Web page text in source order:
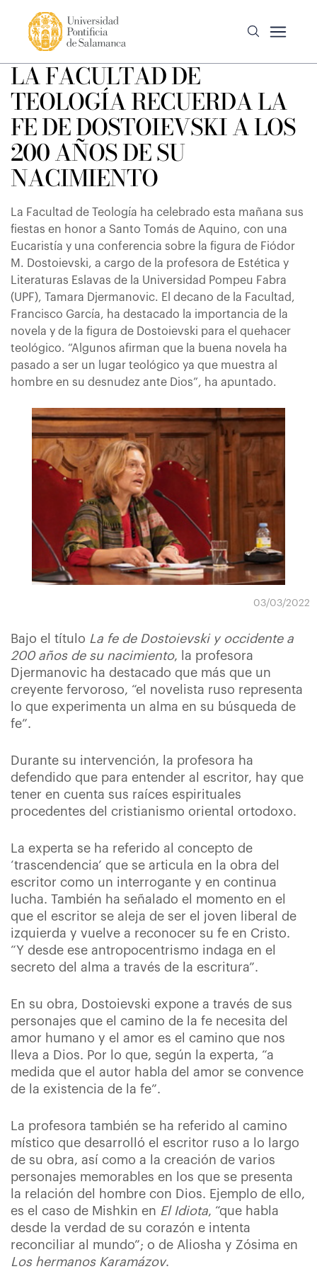
LA FACULTAD DE
TEOLOGÍA RECUERDA LA
FE DE DOSTOIEVSKI A LOS
200 AÑOS DE SU
NACIMIENTO
La Facultad de Teología ha celebrado esta mañana sus
fiestas en honor a Santo Tomás de Aquino, con una
Eucaristía y una conferencia sobre la figura de Fiódor
M. Dostoievski, a cargo de la profesora de Estética y
Literaturas Eslavas de la Universidad Pompeu Fabra
(UPF), Tamara Djermanovic. El decano de la Facultad,
Francisco García, ha destacado la importancia de la
novela y de la figura de Dostoievski para el quehacer
teológico. “Algunos afirman que la buena novela ha
pasado a ser un lugar teológico ya que muestra al
hombre en su desnudez ante Dios”, ha apuntado.
03/03/2022
Bajo el título La fe de Dostoievski y occidente a
200 años de su nacimiento, la profesora
Djermanovic ha destacado que más que un
creyente fervoroso, “el novelista ruso representa
lo que experimenta un alma en su búsqueda de
fe”.
Durante su intervención, la profesora ha
defendido que para entender al escritor, hay que
tener en cuenta sus raíces espirituales
procedentes del cristianismo oriental ortodoxo.
La experta se ha referido al concepto de
‘trascendencia’ que se articula en la obra del
escritor como un interrogante y en continua
lucha. También ha señalado el momento en el
que el escritor se aleja de ser el joven liberal de
izquierda y vuelve a reconocer su fe en Cristo.
“Y desde ese antropocentrismo indaga en el
secreto del alma a través de la escritura”.
En su obra, Dostoievski expone a través de sus
personajes que el camino de la fe necesita del
amor humano y el amor es el camino que nos
lleva a Dios. Por lo que, según la experta, “a
medida que el autor habla del amor se convence
de la existencia de la fe”.
La profesora también se ha referido al camino
místico que desarrolló el escritor ruso a lo largo
de su obra, así como a la creación de varios
personajes memorables en los que se presenta
la relación del hombre con Dios. Ejemplo de ello,
es el caso de Mishkin en El Idiota, “que habla
desde la verdad de su corazón e intenta
reconciliar al mundo”; o de Aliosha y Zósima en
Los hermanos Karamázov.